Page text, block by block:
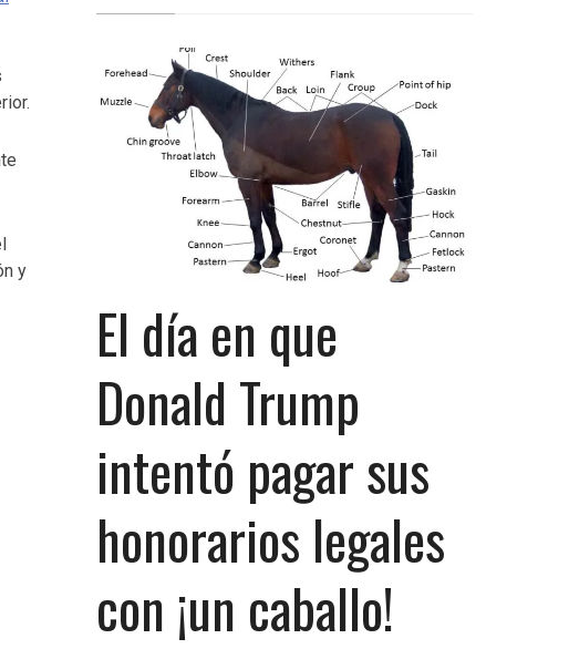
y
El día en que
Donald Trump
intentó pagar sus
honorarios legales
con ¡un caballo!